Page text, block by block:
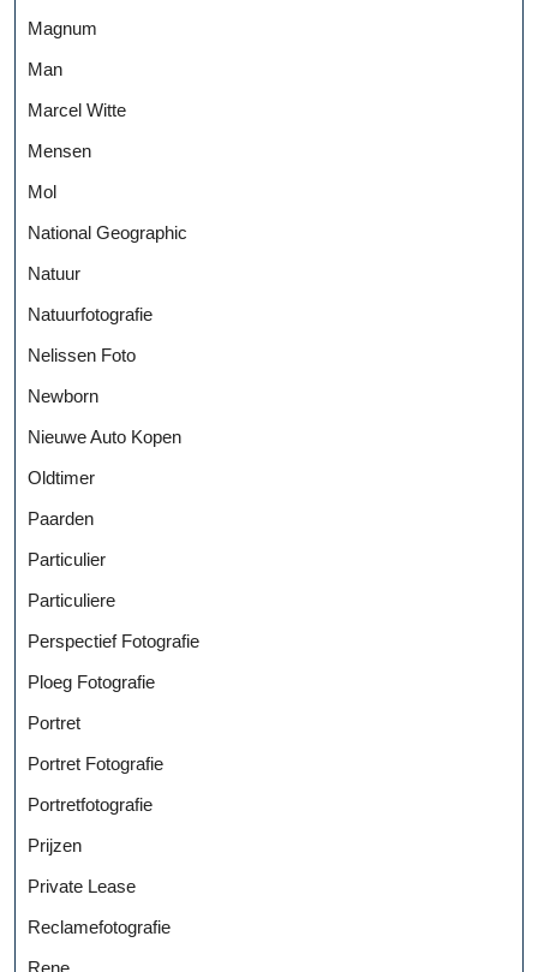
Magnum
Man
Marcel Witte
Mensen
Mol
National Geographic
Natuur
Natuurfotografie
Nelissen Foto
Newborn
Nieuwe Auto Kopen
Oldtimer
Paarden
Particulier
Particuliere
Perspectief Fotografie
Ploeg Fotografie
Portret
Portret Fotografie
Portretfotografie
Prijzen
Private Lease
Reclamefotografie